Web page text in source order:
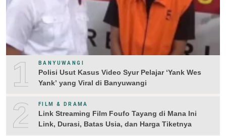
1 BANYUWANGI
Polisi Usut Kasus Video Syur Pelajar ‘Yank Wes
Yank’ yang Viral di Banyuwangi
2 FILM & DRAMA
Link Streaming Film Foufo Tayang di Mana Ini
Link, Durasi, Batas Usia, dan Harga Tiketnya